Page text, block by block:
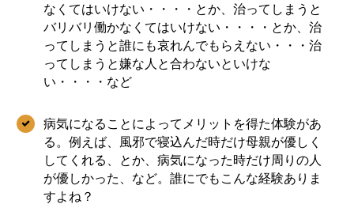
なくてはいけない・・・・とか、治ってしまうと
バリバリ働かなくてはいけない・・・・とか、治
ってしまうと誰にも哀れんでもらえない・・・治
ってしまうと嫌な人と合わないといけな
い・・・・など
病気になることによってメリットを得た体験があ
る。例えば、風邪で寝込んだ時だけ母親が優しく
してくれる、とか、病気になった時だけ周りの人
が優しかった、など。誰にでもこんな経験ありま
すよね？